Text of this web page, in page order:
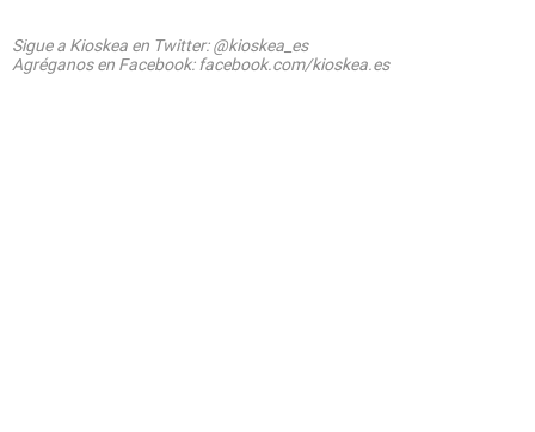
Sigue a Kioskea en Twitter: @kioskea_es
Agréganos en Facebook: facebook.com/kioskea.es